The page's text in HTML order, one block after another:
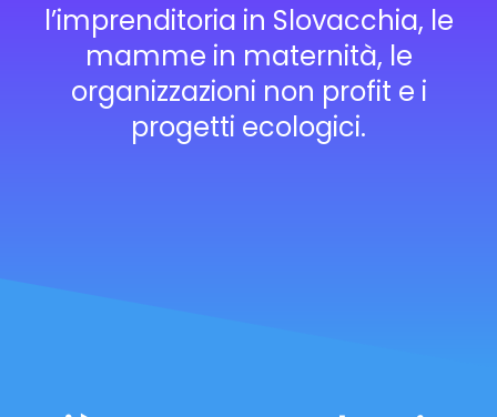
l’imprenditoria in Slovacchia, le
mamme in maternità, le
organizzazioni non profit e i
progetti ecologici.